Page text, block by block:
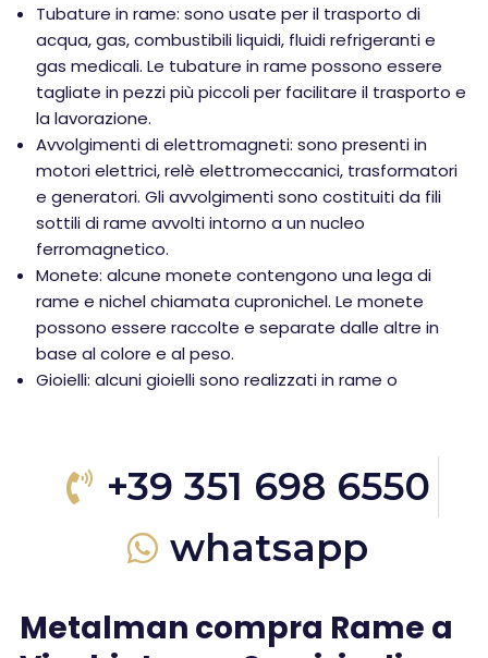
Tubature in rame: sono usate per il trasporto di
acqua, gas, combustibili liquidi, fluidi refrigeranti e
gas medicali. Le tubature in rame possono essere
tagliate in pezzi più piccoli per facilitare il trasporto e
la lavorazione.
Avvolgimenti di elettromagneti: sono presenti in
motori elettrici, relè elettromeccanici, trasformatori
e generatori. Gli avvolgimenti sono costituiti da fili
sottili di rame avvolti intorno a un nucleo
ferromagnetico.
Monete: alcune monete contengono una lega di
rame e nichel chiamata cupronichel. Le monete
possono essere raccolte e separate dalle altre in
base al colore e al peso.
Gioielli: alcuni gioielli sono realizzati in rame o
+39 351 698 6550
whatsapp
Metalman compra Rame a